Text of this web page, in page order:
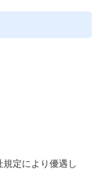
わせて柔軟に勤務
て遅出・早上が
。
の時短勤務制度
定により優遇し